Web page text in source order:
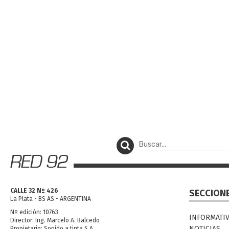
CALLE 32 Nº 426
La Plata - BS AS - ARGENTINA
Nº edición: 10763
Director: Ing. Marcelo A. Balcedo